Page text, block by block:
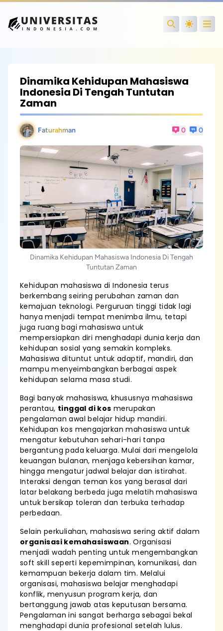
Search
Dinamika Kehidupan Mahasiswa
Indonesia Di Tengah Tuntutan
Zaman
Faturahman 0 0
Dinamika Kehidupan Mahasiswa Indonesia Di Tengah
Tuntutan Zaman
Kehidupan mahasiswa di Indonesia terus
berkembang seiring perubahan zaman dan
kemajuan teknologi. Perguruan tinggi tidak lagi
hanya menjadi tempat menimba ilmu, tetapi
juga ruang bagi mahasiswa untuk
mempersiapkan diri menghadapi dunia kerja dan
kehidupan sosial yang semakin kompleks.
Mahasiswa dituntut untuk adaptif, mandiri, dan
mampu menyeimbangkan berbagai aspek
kehidupan selama masa studi.
Bagi banyak mahasiswa, khususnya mahasiswa
perantau, tinggal di kos merupakan
pengalaman awal belajar hidup mandiri.
Kehidupan kos mengajarkan mahasiswa untuk
mengatur kebutuhan sehari-hari tanpa
bergantung pada keluarga. Mulai dari mengelola
keuangan bulanan, menjaga kebersihan kamar,
hingga mengatur jadwal belajar dan istirahat.
Interaksi dengan teman kos yang berasal dari
latar belakang berbeda juga melatih mahasiswa
untuk bersikap toleran dan terbuka terhadap
perbedaan.
Selain perkuliahan, mahasiswa sering aktif dalam
organisasi kemahasiswaan. Organisasi
menjadi wadah penting untuk mengembangkan
soft skill seperti kepemimpinan, komunikasi, dan
kemampuan bekerja dalam tim. Melalui
organisasi, mahasiswa belajar menghadapi
konflik, menyusun program kerja, dan
bertanggung jawab atas keputusan bersama.
Pengalaman ini sangat berharga sebagai bekal
menghadapi dunia profesional setelah lulus.